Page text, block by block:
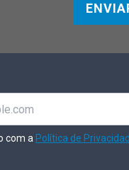
com a Política de